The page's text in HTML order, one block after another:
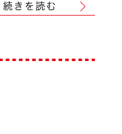
続きを読む